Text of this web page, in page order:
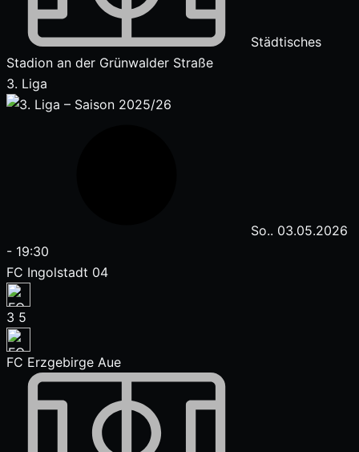
Städtisches
Stadion an der Grünwalder Straße
3. Liga
So.. 03.05.2026
- 19:30
FC Ingolstadt 04
3 5
FC Erzgebirge Aue